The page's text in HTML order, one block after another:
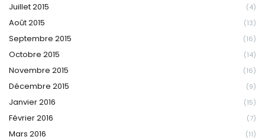
Juillet 2015 (4)
Août 2015 (13)
Septembre 2015 (16)
Octobre 2015 (14)
Novembre 2015 (16)
Décembre 2015 (9)
Janvier 2016 (15)
Février 2016 (7)
Mars 2016 (11)